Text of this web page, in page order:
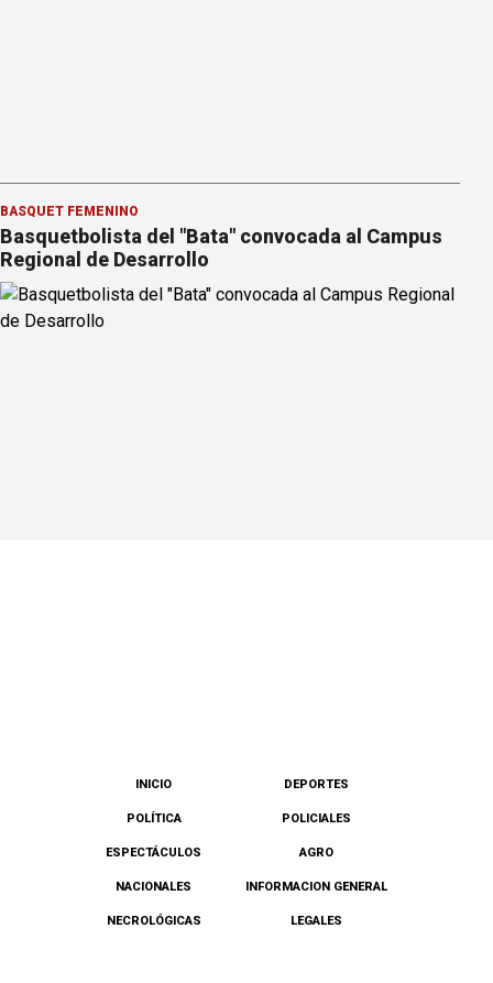
BÁSQUET FEMENINO
Basquetbolista del "Bata" convocada al Campus
Regional de Desarrollo
INICIO DEPORTES
POLÍTICA POLICIALES
ESPECTÁCULOS AGRO
NACIONALES INFORMACION GENERAL
NECROLÓGICAS LEGALES